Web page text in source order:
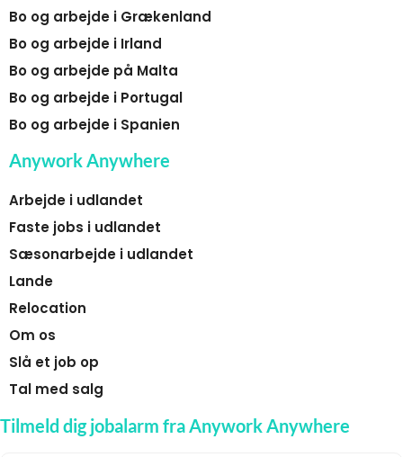
Bo og arbejde i Grækenland
Bo og arbejde i Irland
Bo og arbejde på Malta
Bo og arbejde i Portugal
Bo og arbejde i Spanien
Anywork Anywhere
Arbejde i udlandet
Faste jobs i udlandet
Sæsonarbejde i udlandet
Lande
Relocation
Om os
Slå et job op
Tal med salg
Tilmeld dig jobalarm fra Anywork Anywhere